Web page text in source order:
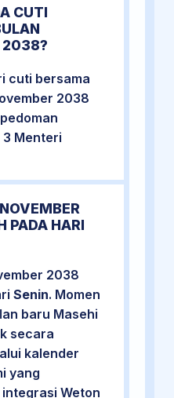
CUTI
2038?
cuti bersama
2038
3 Menteri
PADA HARI
2038
Senin. Momen
baru Masehi
secara
kalender
yang
Weton